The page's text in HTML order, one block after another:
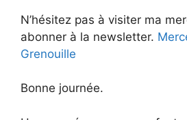
N’hésitez pas à visiter ma
abonner à la newsletter.
Grenouille
Bonne journée.